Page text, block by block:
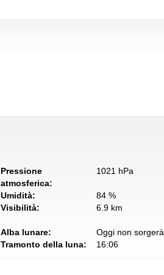
Pressione
atmosferica:
1021 hPa
Umidità:
84 %
Visibilità:
6.9 km
Alba lunare:
Oggi non sorgerà
Tramonto della luna:
16:06